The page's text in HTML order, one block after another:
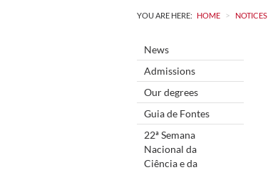
YOU ARE HERE: HOME > NOTICES
News
Admissions
Our degrees
Guia de Fontes
22ª Semana
Nacional da
Ciência e da